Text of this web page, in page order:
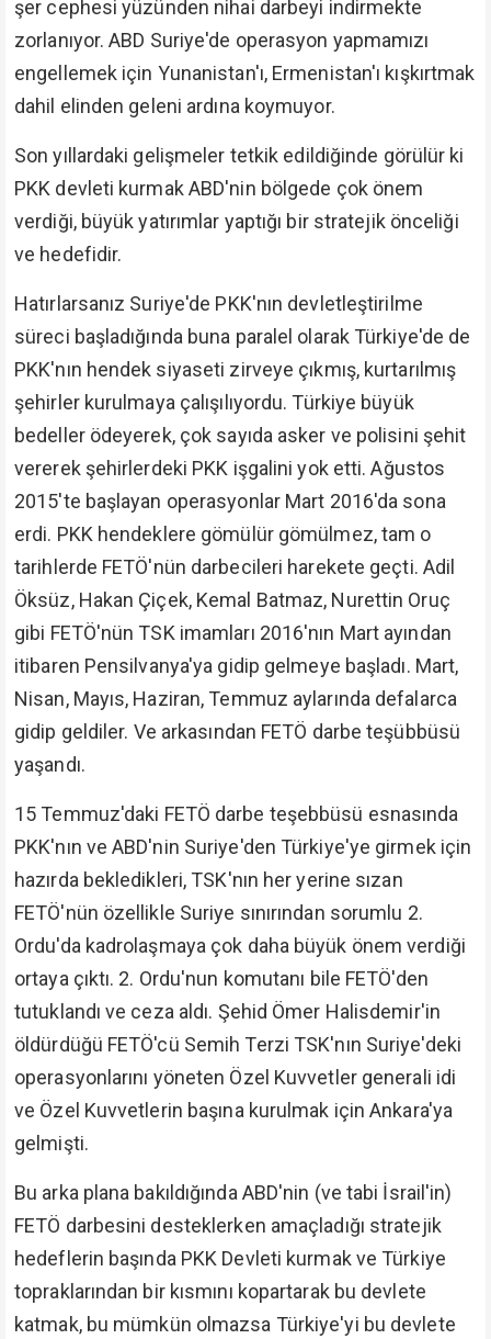
şer cephesi yüzünden nihai darbeyi indirmekte
zorlanıyor. ABD Suriye'de operasyon yapmamızı
engellemek için Yunanistan'ı, Ermenistan'ı kışkırtmak
dahil elinden geleni ardına koymuyor.
Son yıllardaki gelişmeler tetkik edildiğinde görülür ki
PKK devleti kurmak ABD'nin bölgede çok önem
verdiği, büyük yatırımlar yaptığı bir stratejik önceliği
ve hedefidir.
Hatırlarsanız Suriye'de PKK'nın devletleştirilme
süreci başladığında buna paralel olarak Türkiye'de de
PKK'nın hendek siyaseti zirveye çıkmış, kurtarılmış
şehirler kurulmaya çalışılıyordu. Türkiye büyük
bedeller ödeyerek, çok sayıda asker ve polisini şehit
vererek şehirlerdeki PKK işgalini yok etti. Ağustos
2015'te başlayan operasyonlar Mart 2016'da sona
erdi. PKK hendeklere gömülür gömülmez, tam o
tarihlerde FETÖ'nün darbecileri harekete geçti. Adil
Öksüz, Hakan Çiçek, Kemal Batmaz, Nurettin Oruç
gibi FETÖ'nün TSK imamları 2016'nın Mart ayından
itibaren Pensilvanya'ya gidip gelmeye başladı. Mart,
Nisan, Mayıs, Haziran, Temmuz aylarında defalarca
gidip geldiler. Ve arkasından FETÖ darbe teşübbüsü
yaşandı.
15 Temmuz'daki FETÖ darbe teşebbüsü esnasında
PKK'nın ve ABD'nin Suriye'den Türkiye'ye girmek için
hazırda bekledikleri, TSK'nın her yerine sızan
FETÖ'nün özellikle Suriye sınırından sorumlu 2.
Ordu'da kadrolaşmaya çok daha büyük önem verdiği
ortaya çıktı. 2. Ordu'nun komutanı bile FETÖ'den
tutuklandı ve ceza aldı. Şehid Ömer Halisdemir'in
öldürdüğü FETÖ'cü Semih Terzi TSK'nın Suriye'deki
operasyonlarını yöneten Özel Kuvvetler generali idi
ve Özel Kuvvetlerin başına kurulmak için Ankara'ya
gelmişti.
Bu arka plana bakıldığında ABD'nin (ve tabi İsrail'in)
FETÖ darbesini desteklerken amaçladığı stratejik
hedeflerin başında PKK Devleti kurmak ve Türkiye
topraklarından bir kısmını kopartarak bu devlete
katmak, bu mümkün olmazsa Türkiye'yi bu devlete